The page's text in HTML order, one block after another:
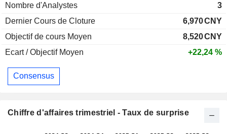
Nombre d'Analystes
3
Dernier Cours de Cloture
6,970CNY
Objectif de cours Moyen
8,520CNY
Ecart / Objectif Moyen
+22,24 %
Consensus
Chiffre d'affaires trimestriel - Taux de surprise